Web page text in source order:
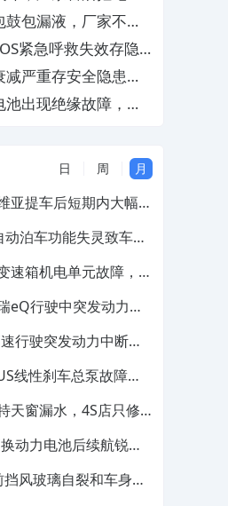
包漏液，厂家不予
紧急呼救失效存隐
费维修
严重存安全隐患，
出现绝缘故障，厂
日 周 月
亚提车后短期内大幅降
泊车功能失灵致车辆
速箱机电单元故障，厂
eQ行驶中突发动力受
行驶突发动力中断，
线性刹车总泵故障，
天窗漏水，4S店只修
动力电池后续航锐
风玻璃自裂和车身多